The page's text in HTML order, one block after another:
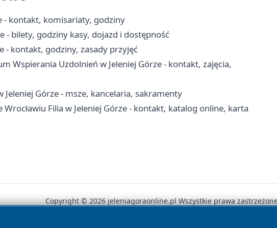
- kontakt, komisariaty, godziny
- bilety, godziny kasy, dojazd i dostępność
- kontakt, godziny, zasady przyjęć
Wspierania Uzdolnień w Jeleniej Górze - kontakt, zajęcia,
Jeleniej Górze - msze, kancelaria, sakramenty
Filia w Jeleniej Górze - kontakt, katalog online, karta
Copyright © 2026 jeleniagoraonline.pl Wszystkie prawa